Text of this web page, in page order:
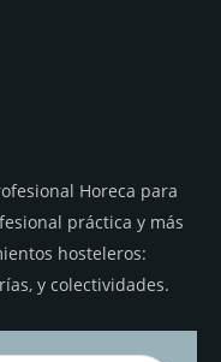
Horeca para
práctica y más
hosteleros:
y colectividades.